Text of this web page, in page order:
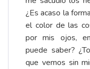
¿Es acaso la
el color de las
por mis ojos,
puede saber?
que vemos sin